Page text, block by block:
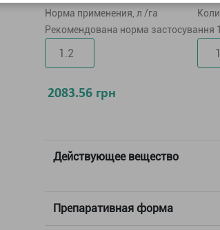
Норма применения, л /га
Рекомендована норма застосування
2083.56 грн
Действующее вещество
Препаративная форма